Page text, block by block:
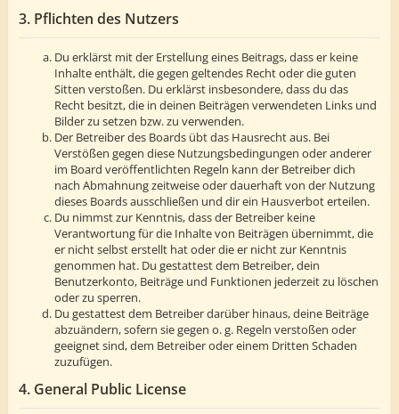
3. Pflichten des Nutzers
Du erklärst mit der Erstellung eines Beitrags, dass er keine
Inhalte enthält, die gegen geltendes Recht oder die guten
Sitten verstoßen. Du erklärst insbesondere, dass du das
Recht besitzt, die in deinen Beiträgen verwendeten Links und
Bilder zu setzen bzw. zu verwenden.
Der Betreiber des Boards übt das Hausrecht aus. Bei
Verstößen gegen diese Nutzungsbedingungen oder anderer
im Board veröffentlichten Regeln kann der Betreiber dich
nach Abmahnung zeitweise oder dauerhaft von der Nutzung
dieses Boards ausschließen und dir ein Hausverbot erteilen.
Du nimmst zur Kenntnis, dass der Betreiber keine
Verantwortung für die Inhalte von Beiträgen übernimmt, die
er nicht selbst erstellt hat oder die er nicht zur Kenntnis
genommen hat. Du gestattest dem Betreiber, dein
Benutzerkonto, Beiträge und Funktionen jederzeit zu löschen
oder zu sperren.
Du gestattest dem Betreiber darüber hinaus, deine Beiträge
abzuändern, sofern sie gegen o. g. Regeln verstoßen oder
geeignet sind, dem Betreiber oder einem Dritten Schaden
zuzufügen.
4. General Public License